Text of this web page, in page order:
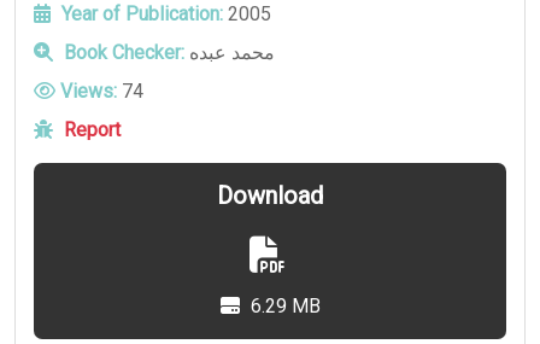
Year of Publication: 2005
Book Checker: محمد عبده
Views: 74
Report
Download
6.29 MB